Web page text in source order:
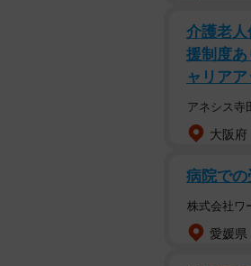
介護老
援制度
ャリア
アネシス寺
大阪府
病院で
株式会社ワ
愛媛県